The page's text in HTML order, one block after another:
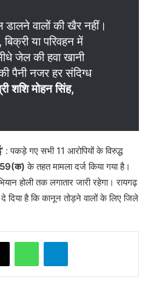
डालने वालों की खैर नहीं।
या परिवहन में
जेल की हवा खानी
पैनी नजर हर संदिग्ध
शशि मोहन सिंह,
: पकड़े गए सभी 11 आरोपियों के विरुद्ध
59(क) के तहत मामला दर्ज किया गया है।
होली तक लगातार जारी रहेगा। रायगढ़
है कि कानून तोड़ने वालों के लिए जिले
WhatsAppTelegram